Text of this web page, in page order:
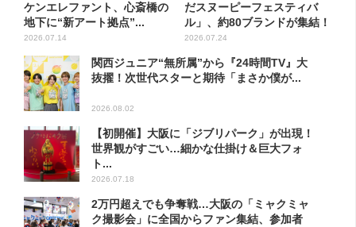
ケンエレファント、心斎橋の
地下に“新アート拠点”...
2026.07.14
だスヌーピーフェスティバ
ル」、約80ブランドが集結！
こ...
2026.07.24
関西ジュニア“無所属”から『24時間TV』大
抜擢！次世代スターと期待「まさか僕が...
2026.08.02
【初開催】大阪に「ジブリパーク」が出現！
世界観がすごい…細かな仕掛け＆巨大フォ
ト...
2026.07.18
2万円超えでも争奪戦…大阪の「ミャクミャ
ク撮影会」に全国からファン集結、参加者